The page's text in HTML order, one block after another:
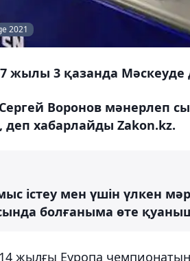
2021
жылы 3 қазанда Мәскеуде
Воронов мәнерлеп
деп хабарлайды Zakon.kz.
істеу мен үшін үлкен
болғаныма өте
жылғы Еуропа